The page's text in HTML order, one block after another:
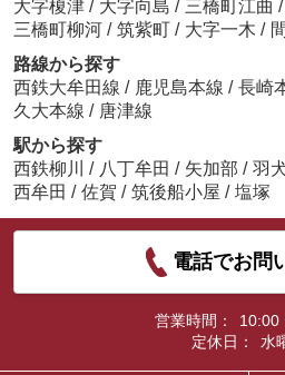
大字榎津 / 大字向島 / 三橋町江曲 /
三橋町柳河 / 筑紫町 / 大字一木 / 間
路線から探す
西鉄大牟田線 / 鹿児島本線 / 長崎
久大本線 / 唐津線
駅から探す
西鉄柳川
/ 八丁牟田 / 矢加部 / 羽
西牟田 / 佐賀 / 筑後船小屋 / 塩塚
電話でお問
営業時間：
10:00
定休日：
水